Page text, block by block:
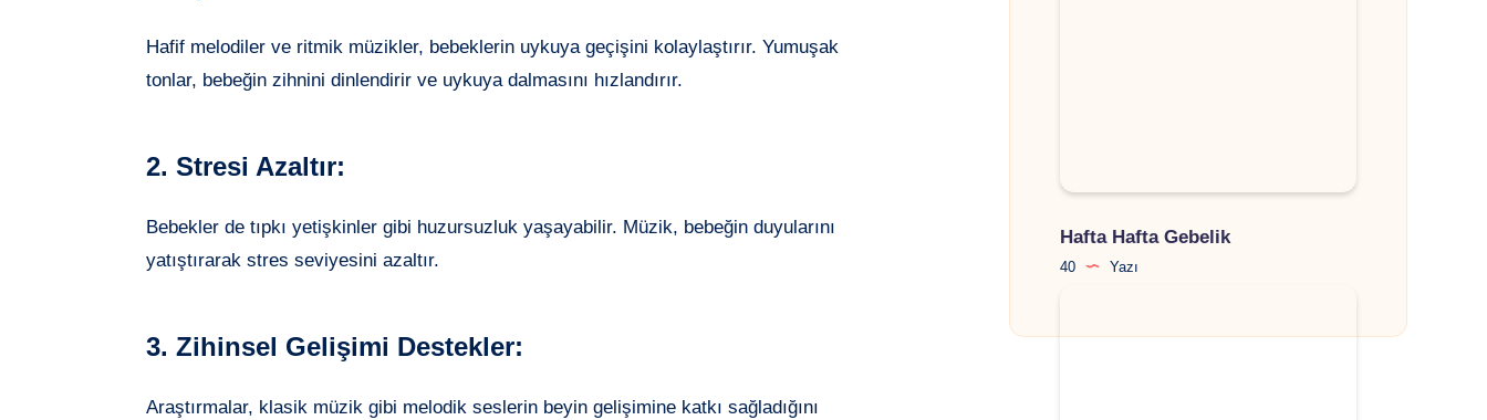
Hafif melodiler ve ritmik müzikler, bebeklerin uykuya geçişini kolaylaştırır. Yumuşak
tonlar, bebeğin zihnini dinlendirir ve uykuya dalmasını hızlandırır.
2. Stresi Azaltır:
Bebekler de tıpkı yetişkinler gibi huzursuzluk yaşayabilir. Müzik, bebeğin duyularını
yatıştırarak stres seviyesini azaltır.
3. Zihinsel Gelişimi Destekler:
Araştırmalar, klasik müzik gibi melodik seslerin beyin gelişimine katkı sağladığını
Hafta Hafta Gebelik
40 Yazı